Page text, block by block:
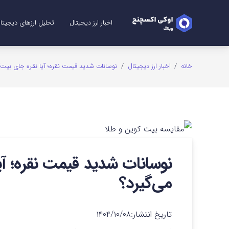
اخبار ارز دیجیتال تحلیل ارزهای
خانه / اخبار ارز دیجیتال / نوسانات شدید قیمت نقره؛ آیا نقره جای
نوسانات شدید قیمت نقره؛
می‌گیرد؟
تاریخ انتشار:۱۴۰۴/۱۰/۰۸